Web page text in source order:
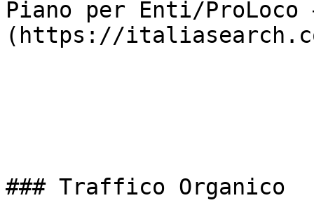
Piano per Enti/
(https://
### Traffico Organico